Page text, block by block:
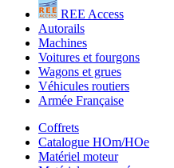
REE Access
Autorails
Machines
Voitures et fourgons
Wagons et grues
Véhicules routiers
Armée Française
Coffrets
Catalogue HOm/HOe
Matériel moteur